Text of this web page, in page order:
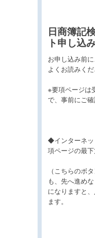
日商簿記
ト申し込
お申し込み前
よくお読みくだ
※要項ページは
で、事前にご確
◆インターネッ
項ページの最下
（こちらのボ
も、先へ進め
になりますと
ます。